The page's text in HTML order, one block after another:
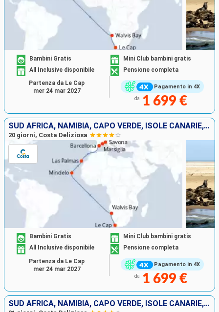
Pagamento in 4X
Bambini Gratis
Mini Club bambini gratis
All Inclusive disponibile
Pensione completa
da 1 699 €
Partenza da Le Cap
mer 24 mar 2027
SUD AFRICA, NAMIBIA, CAPO VERDE, ISOLE CANARIE, SPAGNA, FRANCIA, ITALIA
20 giorni, Costa Deliziosa
Pagamento in 4X
Bambini Gratis
Mini Club bambini gratis
All Inclusive disponibile
Pensione completa
da 1 699 €
Partenza da Le Cap
mer 24 mar 2027
SUD AFRICA, NAMIBIA, CAPO VERDE, ISOLE CANARIE, SPAGNA, FRANCIA, ITALIA